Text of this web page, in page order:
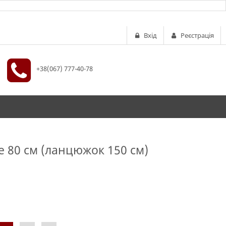
80 см (ланцюжок 150 см)
Вхід Реєстрація
+38(067) 777-40-78